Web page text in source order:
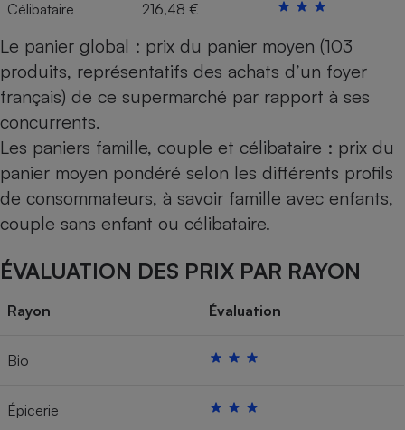
Célibataire 216,48 €
Le panier global : prix du panier moyen (103
produits, représentatifs des achats d’un foyer
français) de ce supermarché par rapport à ses
concurrents.
Les paniers famille, couple et célibataire : prix du
panier moyen pondéré selon les différents profils
de consommateurs, à savoir famille avec enfants,
couple sans enfant ou célibataire.
ÉVALUATION DES PRIX PAR RAYON
Rayon Évaluation
Bio
Épicerie